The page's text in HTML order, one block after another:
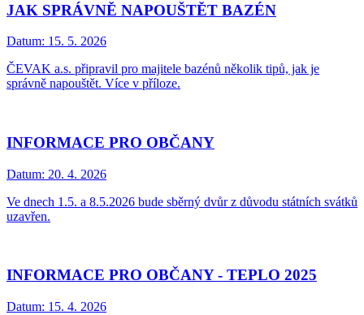
JAK SPRÁVNĚ NAPOUŠTĚT BAZÉN
Datum: 15. 5. 2026
ČEVAK a.s. připravil pro majitele bazénů několik tipů, jak je
správně napouštět. Více v příloze.
INFORMACE PRO OBČANY
Datum: 20. 4. 2026
Ve dnech 1.5. a 8.5.2026 bude sběrný dvůr z důvodu státních svátků
uzavřen.
INFORMACE PRO OBČANY - TEPLO 2025
Datum: 15. 4. 2026